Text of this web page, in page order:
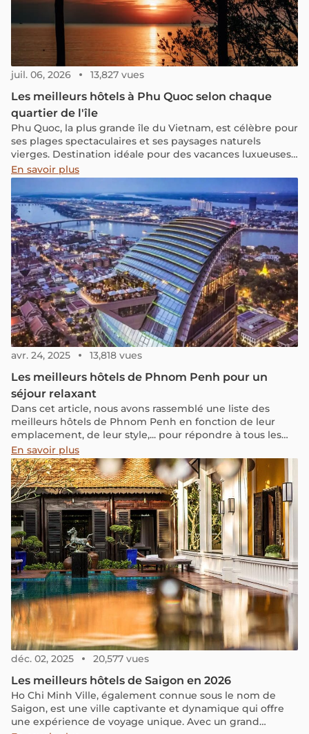
juil. 06, 2026 13,827 vues
Les meilleurs hôtels à Phu Quoc selon chaque
quartier de l'île
Phu Quoc, la plus grande île du Vietnam, est célèbre pour
ses plages spectaculaires et ses paysages naturels
vierges. Destination idéale pour des vacances luxueuses,
elle offre une large gamme d'hébergements—des hôtels
de luxe en bord de mer aux resorts exclusifs entourés de
nature luxuriante—pour tous les goûts et budgets. Dans
cet article, nous vous aidons à choisir l'hôtel idéal selon
les meilleurs quartiers de l'île, du village animé de Duong
Đong aux plages paisibles du nord et du sud.
En savoir plus
avr. 24, 2025 13,818 vues
Les meilleurs hôtels de Phnom Penh pour un
séjour relaxant
Dans cet article, nous avons rassemblé une liste des
meilleurs hôtels de Phnom Penh en fonction de leur
emplacement, de leur style,... pour répondre à tous les
besoins et les goûts. En plus de cela, nous partageons
des astuces pour économiser sur les coûts de votre
séjour.
En savoir plus
déc. 02, 2025 20,577 vues
Les meilleurs hôtels de Saigon en 2026
Ho Chi Minh Ville, également connue sous le nom de
Saigon, est une ville captivante et dynamique qui offre
une expérience de voyage unique. Avec un grand